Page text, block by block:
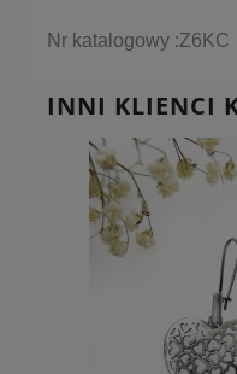
Nr katalogowy :Z6KC
INNI KLIENCI